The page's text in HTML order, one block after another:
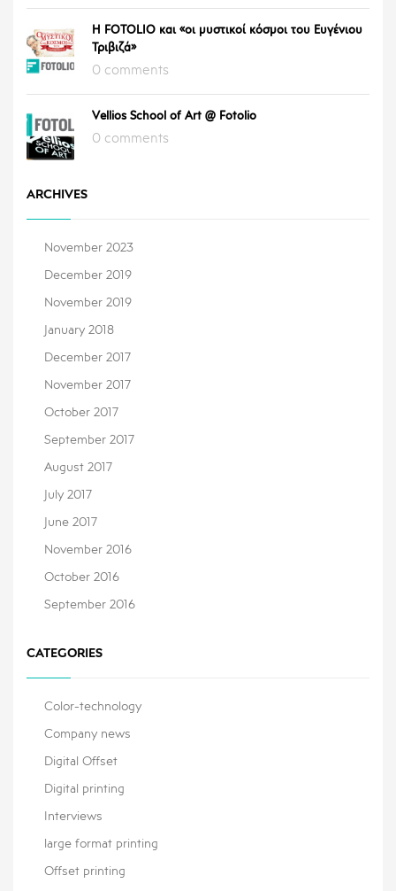
Η FOTOLIO και «οι μυστικοί κόσμοι του Ευγένιου
Τριβιζά»
0 comments
Vellios School of Art @ Fotolio
0 comments
ARCHIVES
November 2023
December 2019
November 2019
January 2018
December 2017
November 2017
October 2017
September 2017
August 2017
July 2017
June 2017
November 2016
October 2016
September 2016
CATEGORIES
Color-technology
Company news
Digital Offset
Digital printing
Interviews
large format printing
Offset printing